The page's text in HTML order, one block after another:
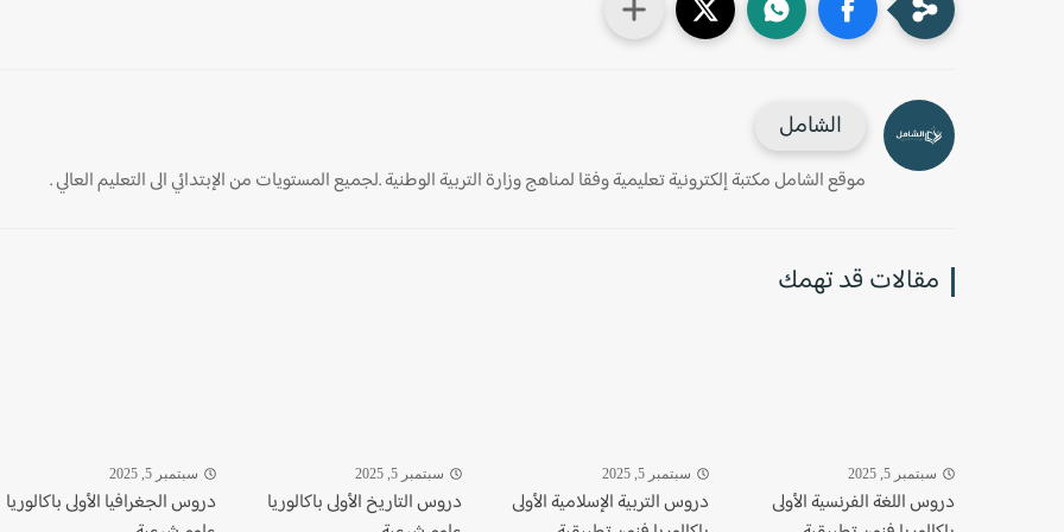
الشامل
موقع الشامل مكتبة إلكترونية تعليمية وفقا لمناهج وزارة التربية الوطنية .لجميع المستويات من الإبتدائي الى التعليم العالي .
مقالات قد تهمك
سبتمبر 5, 2025
دروس اللغة الفرنسية الأولى
سبتمبر 5, 2025
دروس التربية الإسلامية الأولى
سبتمبر 5, 2025
دروس التاريخ الأولى باكالوريا
سبتمبر 5, 2025
دروس الجغرافيا الأولى باكالوريا